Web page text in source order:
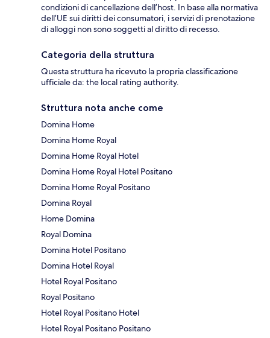
condizioni di cancellazione dell’host. In base alla normativa
dell’UE sui diritti dei consumatori, i servizi di prenotazione
di alloggi non sono soggetti al diritto di recesso.
Categoria della struttura
Questa struttura ha ricevuto la propria classificazione
ufficiale da: the local rating authority.
Struttura nota anche come
Domina Home
Domina Home Royal
Domina Home Royal Hotel
Domina Home Royal Hotel Positano
Domina Home Royal Positano
Domina Royal
Home Domina
Royal Domina
Domina Hotel Positano
Domina Hotel Royal
Hotel Royal Positano
Royal Positano
Hotel Royal Positano Hotel
Hotel Royal Positano Positano